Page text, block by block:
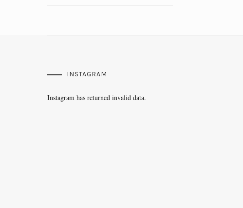
INSTAGRAM
Instagram has returned invalid data.